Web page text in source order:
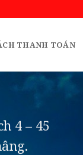
THANH TOÁN
4 – 45